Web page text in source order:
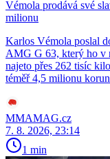
Vémola prodává své
milionu
Karlos Vémola poslal
AMG G 63, který ho v
najeto přes 262 tisíc
téměř 4,5 milionu
MMAMAG.cz
7. 8. 2026, 23:14
1 min